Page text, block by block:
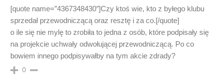
[quote name=”4367348430″]Czy ktoś wie, kto z byłego klubu
sprzedał przewodniczącą oraz resztę i za co.[/quote]
o ile się nie mylę to zrobiła to jedna z osób, które podpisały się
na projekcie uchwały odwołującej przewodniczącą. Po co
bowiem innego podpisywałby na tym akcie zdrady?
0